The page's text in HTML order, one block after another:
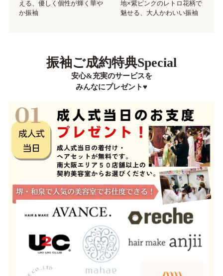
える、優しく個性が輝く華や
か振袖
地×紫ピンクのレトロ花柄で
魅せる、大人かわいい振袖
振袖ご成約特典Special
安心&充実のサービスを
みんなにプレゼント♥